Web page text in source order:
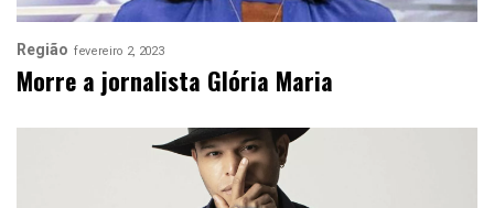
Região fevereiro 2, 2023
Morre a jornalista Glória Maria